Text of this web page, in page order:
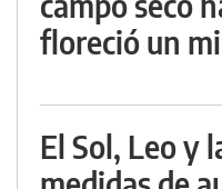
floreció un
El Sol, Leo y